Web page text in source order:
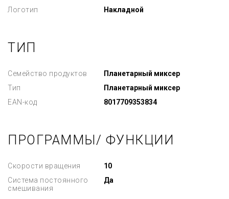
Логотип Накладной
ТИП
Семейство продуктов
Планетарный миксер
Тип
Планетарный миксер
EAN-код
8017709353834
ПРОГРАММЫ/ ФУНКЦИИ
Скорости вращения
10
Система постоянного
смешивания
Да